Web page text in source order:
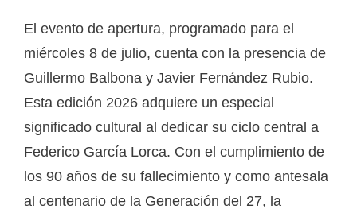
El evento de apertura, programado para el
miércoles 8 de julio, cuenta con la presencia de
Guillermo Balbona y Javier Fernández Rubio.
Esta edición 2026 adquiere un especial
significado cultural al dedicar su ciclo central a
Federico García Lorca. Con el cumplimiento de
los 90 años de su fallecimiento y como antesala
al centenario de la Generación del 27, la